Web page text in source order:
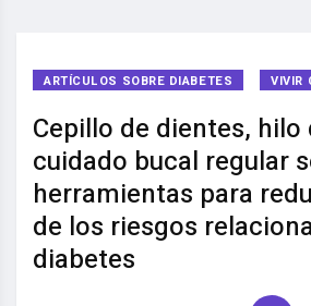
ARTÍCULOS SOBRE DIABETES VIVIR
Cepillo de dientes, hilo
cuidado bucal regular
herramientas para
de los riesgos
diabetes